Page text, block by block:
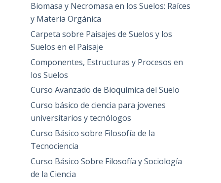
Biomasa y Necromasa en los Suelos: Raíces
y Materia Orgánica
Carpeta sobre Paisajes de Suelos y los
Suelos en el Paisaje
Componentes, Estructuras y Procesos en
los Suelos
Curso Avanzado de Bioquímica del Suelo
Curso básico de ciencia para jovenes
universitarios y tecnólogos
Curso Básico sobre Filosofía de la
Tecnociencia
Curso Básico Sobre Filosofía y Sociología
de la Ciencia